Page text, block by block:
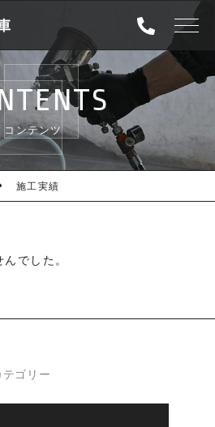
TOP
ABOUT
SERVICE
WORKS
INFORMATION
お知らせ一覧
キャンペーン一覧
コンテンツ
施工実績
でした。
テゴリー